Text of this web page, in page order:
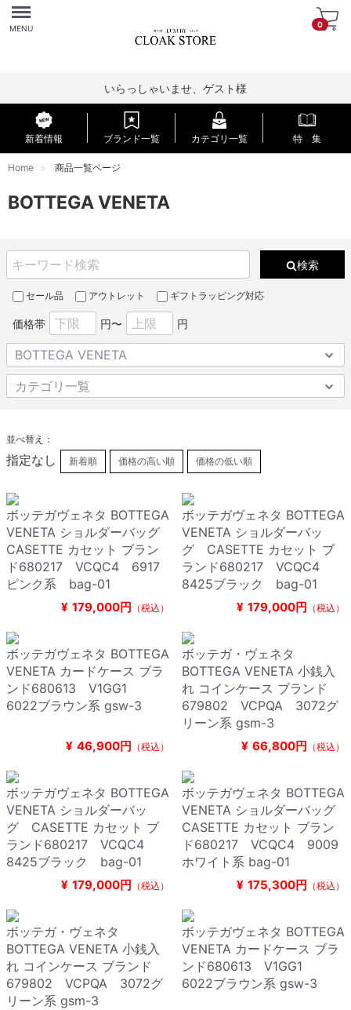
Menu
MENU 0
いらっしゃいませ、ゲスト様
新着情報 ブランド一覧 カテゴリ一覧 特 集
Home 商品一覧ページ
BOTTEGA VENETA
検索
セール品 アウトレット ギフトラッピング対応
価格帯 円〜 円
並べ替え：
指定なし 新着順 価格の高い順 価格の低い順
ボッテガヴェネタ BOTTEGA
VENETA ショルダーバッグ
CASETTE カセット ブラン
ド680217 VCQC4 6917
ピンク系 bag-01
¥ 179,000円 （税込）
ボッテガヴェネタ BOTTEGA
VENETA ショルダーバッ
グ CASETTE カセット ブ
ランド680217 VCQC4
8425ブラック bag-01
¥ 179,000円 （税込）
ボッテガヴェネタ BOTTEGA
VENETA カードケース ブラ
ンド680613 V1GG1
6022ブラウン系 gsw-3
¥ 46,900円 （税込）
ボッテガ・ヴェネタ
BOTTEGA VENETA 小銭入
れ コインケース ブランド
679802 VCPQA 3072グ
リーン系 gsm-3
¥ 66,800円 （税込）
ボッテガヴェネタ BOTTEGA
VENETA ショルダーバッ
グ CASETTE カセット ブ
ランド680217 VCQC4
8425ブラック bag-01
¥ 179,000円 （税込）
ボッテガヴェネタ BOTTEGA
VENETA ショルダーバッグ
CASETTE カセット ブラン
ド680217 VCQC4 9009
ホワイト系 bag-01
¥ 175,300円 （税込）
ボッテガ・ヴェネタ
BOTTEGA VENETA 小銭入
れ コインケース ブランド
679802 VCPQA 3072グ
リーン系 gsm-3
ボッテガヴェネタ BOTTEGA
VENETA カードケース ブラ
ンド680613 V1GG1
6022ブラウン系 gsw-3